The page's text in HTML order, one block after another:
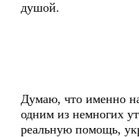
душой.
Думаю, что именно
одним из немногих
реальную помощь,